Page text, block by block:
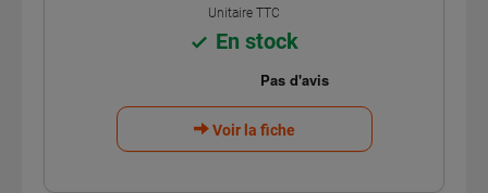
Unitaire TTC
En stock
Voir la fiche